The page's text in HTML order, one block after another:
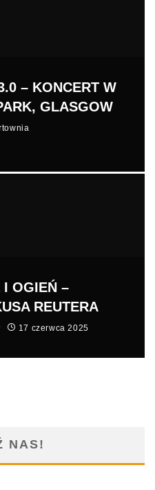
– KONCERT W
GLASGOW
I OGIEŃ –
REUTERA
17 czerwca 2025
NAS!